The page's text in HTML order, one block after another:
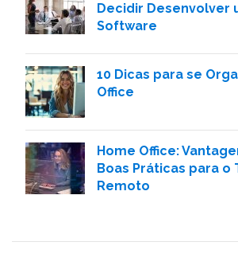
Decidir Desenvolver
Software
10 Dicas para se
Office
Home Office:
Boas Práticas para o
Remoto